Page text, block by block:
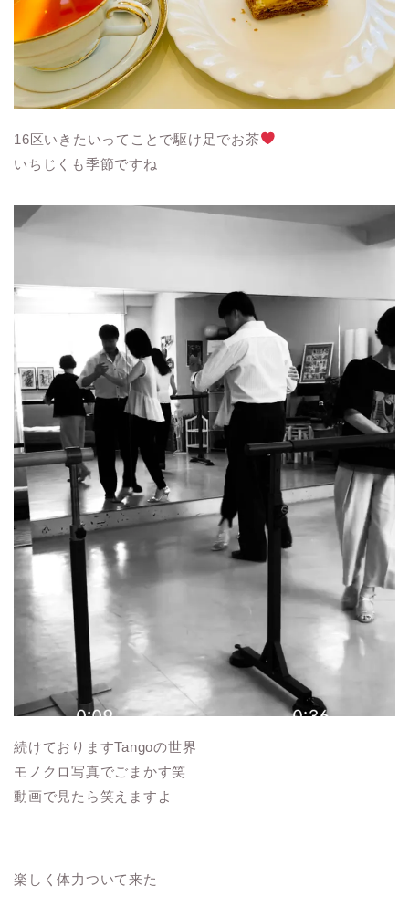
16区いきたいってことで駆け足でお茶
いちじくも季節ですね
続けておりますTangoの世界
モノクロ写真でごまかす笑
動画で見たら笑えますよ
楽しく体力ついて来た